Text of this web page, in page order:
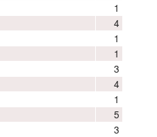
1
4
1
1
3
4
1
5
3